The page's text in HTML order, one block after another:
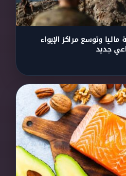
وتوسع مراكز الإيواء
جديد